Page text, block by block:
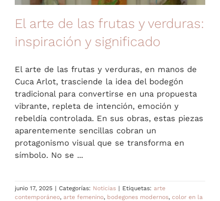
El arte de las frutas y verduras:
inspiración y significado
El arte de las frutas y verduras, en manos de
Cuca Arlot, trasciende la idea del bodegón
tradicional para convertirse en una propuesta
vibrante, repleta de intención, emoción y
rebeldía controlada. En sus obras, estas piezas
aparentemente sencillas cobran un
protagonismo visual que se transforma en
símbolo. No se ...
junio 17, 2025 | Categorías: Noticias | Etiquetas: arte
contemporáneo, arte femenino, bodegones modernos, color en la